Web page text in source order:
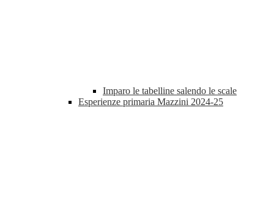
Imparo le tabelline salendo le scale
Esperienze primaria Mazzini 2024-25